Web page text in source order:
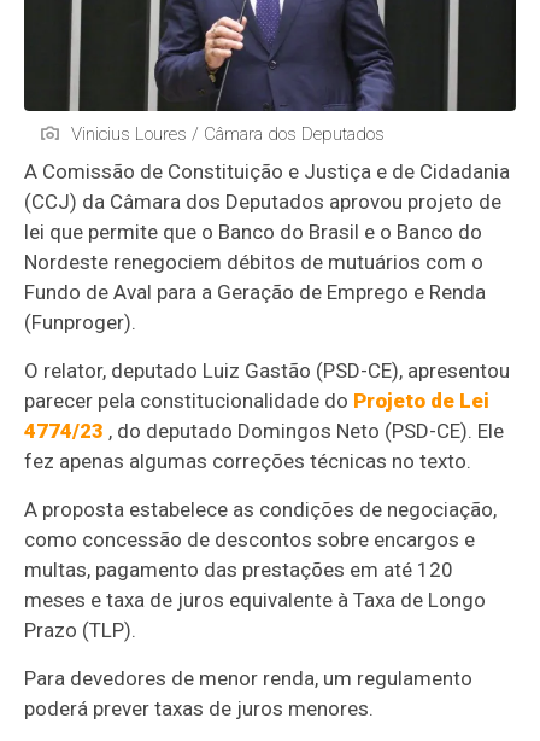
Vinicius Loures / Câmara dos Deputados
A Comissão de Constituição e Justiça e de Cidadania
(CCJ) da Câmara dos Deputados aprovou projeto de
lei que permite que o Banco do Brasil e o Banco do
Nordeste renegociem débitos de mutuários com o
Fundo de Aval para a Geração de Emprego e Renda
(Funproger).
O relator, deputado Luiz Gastão (PSD-CE), apresentou
parecer pela constitucionalidade do Projeto de Lei
4774/23 , do deputado Domingos Neto (PSD-CE). Ele
fez apenas algumas correções técnicas no texto.
A proposta estabelece as condições de negociação,
como concessão de descontos sobre encargos e
multas, pagamento das prestações em até 120
meses e taxa de juros equivalente à Taxa de Longo
Prazo (TLP).
Para devedores de menor renda, um regulamento
poderá prever taxas de juros menores.